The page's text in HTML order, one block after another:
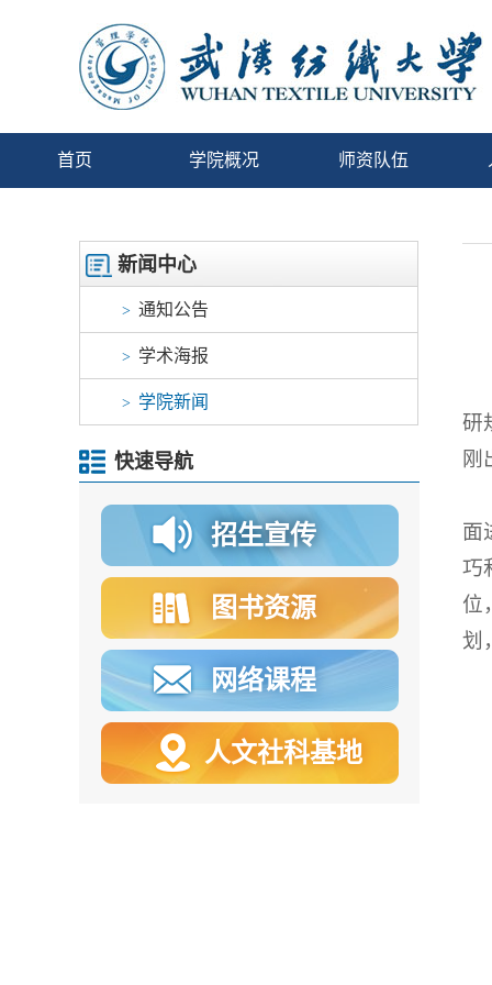
首页 学院概况 师资队伍
新闻中心
> 通知公告
> 学术海报
> 学院新闻
快速导航
招生宣传
图书资源
网络课程
人文社科基地
研
刚
面
巧
位
划